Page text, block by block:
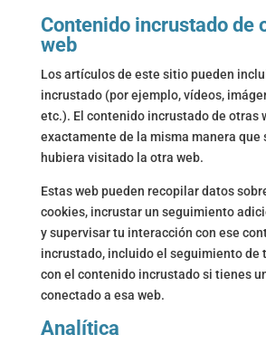
Contenido incrustado de
web
Los artículos de este sitio pueden
incrustado (por ejemplo, vídeos,
etc.). El contenido incrustado de otras
exactamente de la misma manera que
hubiera visitado la otra web.
Estas web pueden recopilar datos
cookies, incrustar un seguimiento
y supervisar tu interacción con ese
incrustado, incluido el seguimiento de
con el contenido incrustado si tienes
conectado a esa web.
Analítica